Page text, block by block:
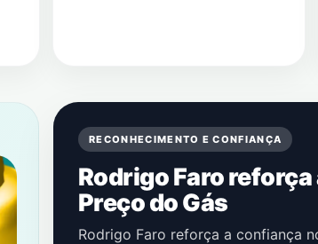
RECONHECIMENTO E CONFIANÇA
Rodrigo Faro
Preço do Gás
Rodrigo Faro reforça a confiança